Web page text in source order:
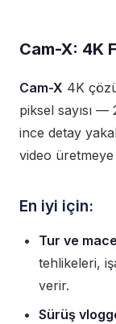
Cam-X: 4K
Cam-X 4K
piksel sayısı
ince detay
video
En iyi için:
Tur ve
tehlikeleri,
verir.
Sürüş